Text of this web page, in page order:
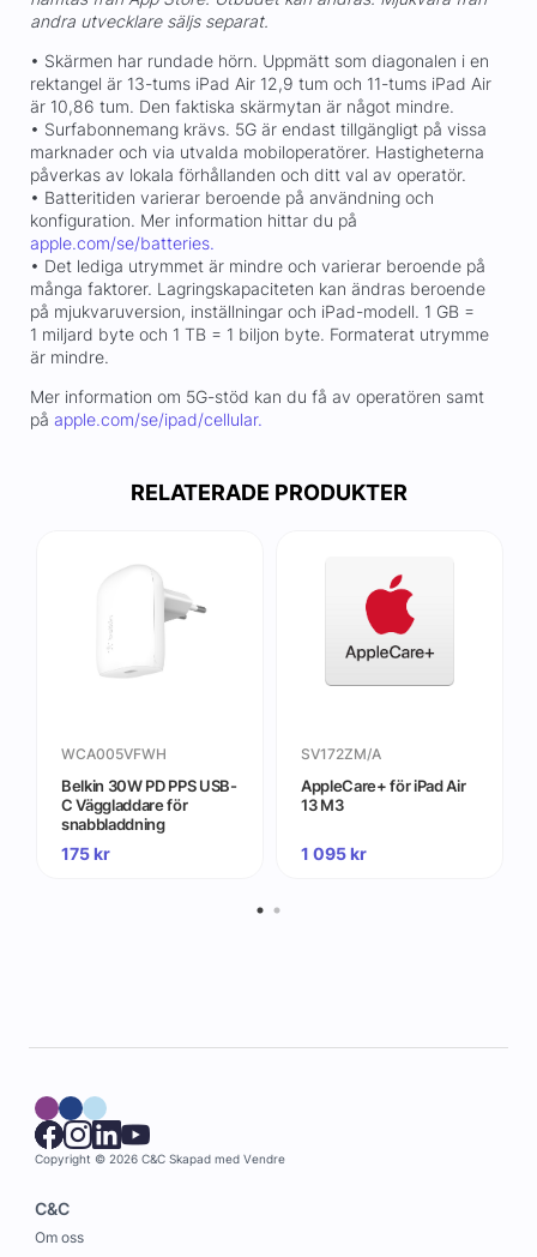
andra utvecklare säljs separat.
• Skärmen har rundade hörn. Uppmätt som diagonalen i en
rektangel är 13-tums iPad Air 12,9 tum och 11-tums iPad Air
är 10,86 tum. Den faktiska skärmytan är något mindre.
• Surfabonnemang krävs. 5G är endast tillgängligt på vissa
marknader och via utvalda mobiloperatörer. Hastigheterna
påverkas av lokala förhållanden och ditt val av operatör.
• Batteritiden varierar beroende på användning och
konfiguration. Mer information hittar du på
apple.com/se/batteries.
• Det lediga utrymmet är mindre och varierar beroende på
många faktorer. Lagringskapaciteten kan ändras beroende
på mjukvaruversion, inställningar och iPad-modell. 1 GB =
1 miljard byte och 1 TB = 1 biljon byte. Formaterat utrymme
är mindre.
Mer information om 5G-stöd kan du få av operatören samt
på apple.com/se/ipad/cellular.
RELATERADE PRODUKTER
WCA005VFWH
Belkin 30W PD PPS USB-
C Väggladdare för
snabbladdning
175kr
SV172ZM/A
AppleCare+ för iPad Air
13 M3
1 095kr
Copyright © 2026 C&C Skapad med Vendre
C&C
Om oss